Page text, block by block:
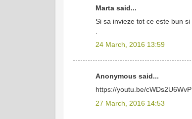
Marta said...
Si sa invieze tot ce este bun
24 March, 2016 13:59
Anonymous said...
https://youtu.be/
27 March, 2016 14:53